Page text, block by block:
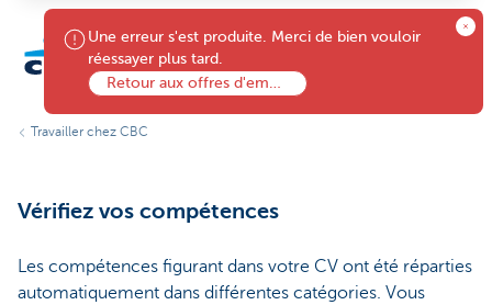
Particuliers
menu
Travailler chez CBC
Une erreur s'est produite. Merci de bien vouloir
réessayer plus tard.
Retour aux offres d'emploi
Vérifiez vos compétences
Les compétences figurant dans votre CV ont été réparties
automatiquement dans différentes catégories. Vous